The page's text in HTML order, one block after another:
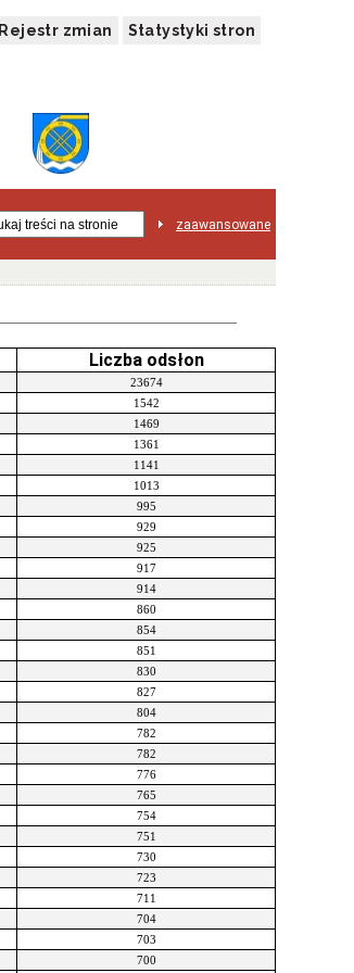
Rejestr zmian Statystyki stron
zaawansowane
Liczba odsłon
23674
1542
1469
1361
1141
1013
995
929
925
917
914
860
854
851
830
827
804
782
782
776
765
754
751
730
723
711
704
703
700